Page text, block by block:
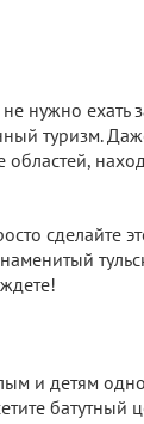
нужно ехать
туризм.
областей,
сделайте
и детям
батутный